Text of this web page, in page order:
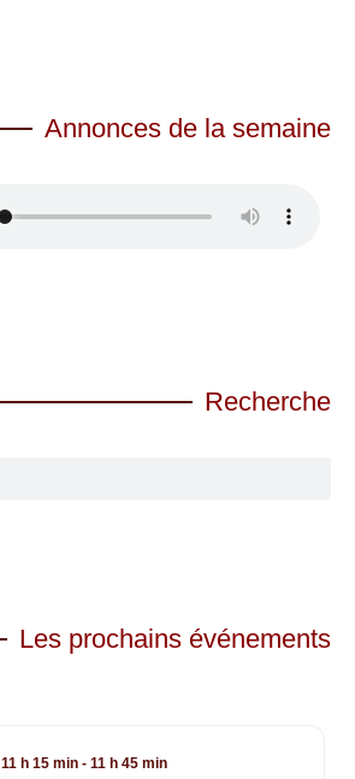
Annonces de la semaine
Recherche
Les prochains événements
11 h 15 min - 11 h 45 min